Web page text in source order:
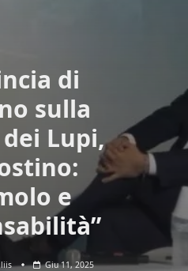
di
sulla
Lupi,
e
Giu 11, 2025